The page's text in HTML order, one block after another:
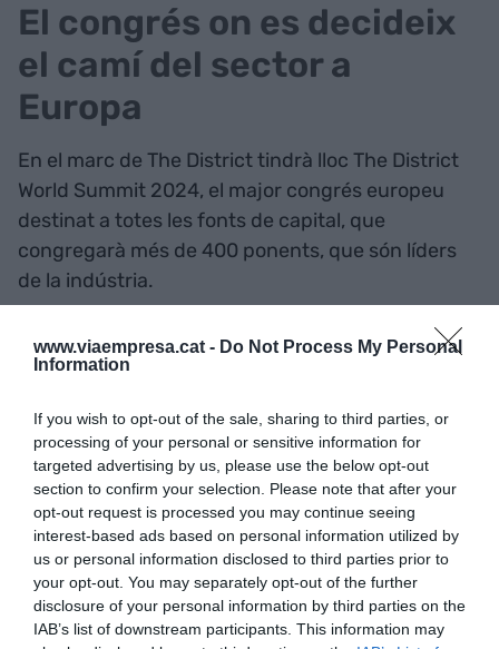
www.viaempresa.cat - Do Not Process My Personal
Information
If you wish to opt-out of the sale, sharing to third parties, or
processing of your personal or sensitive information for
targeted advertising by us, please use the below opt-out
section to confirm your selection. Please note that after your
opt-out request is processed you may continue seeing
interest-based ads based on personal information utilized by
us or personal information disclosed to third parties prior to
your opt-out. You may separately opt-out of the further
disclosure of your personal information by third parties on the
IAB’s list of downstream participants. This information may
El congrés on es decideix
el camí del sector a
Europa
En el marc de The District tindrà lloc The District
World Summit 2024, el major congrés europeu
destinat a totes les fonts de capital, que
congregarà més de 400 ponents, que són líders
de la indústria.
Tots ells s'encarregaran d'analitzar els punts que
estan marcant el camí del Real Estate europeu i
Alguns dels grans temes que es revisaran, a
conseqüència de l'atenció que desperten per al
capital, són: l'evolució dellivingper adaptar-se als
estils de vida actuals, l'èxit delhospitalitya causa
de la recuperació del turisme, la transformació de
les oficines i el logístic per continuar sent
competitius, o la renovació del retail per